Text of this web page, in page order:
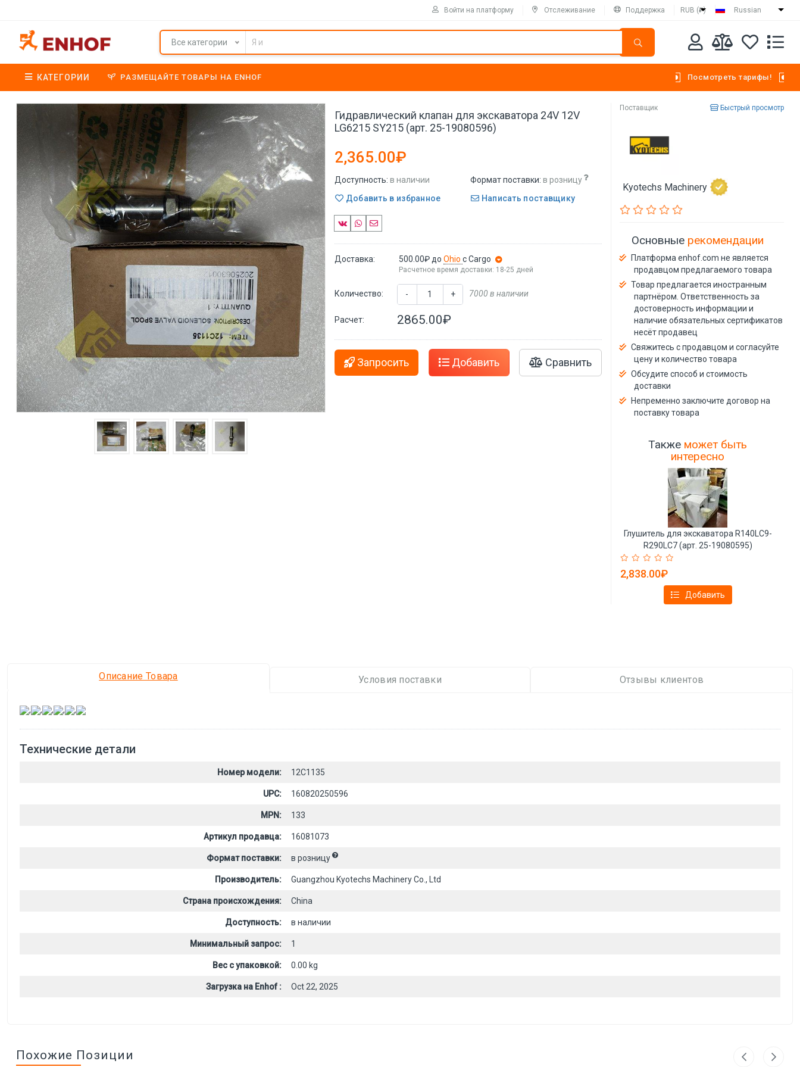
Войти на платформу Отслеживание Поддержка RUB (₽) Russian
Все категории
КАТЕГОРИИ РАЗМЕЩАЙТЕ ТОВАРЫ НА ENHOF Посмотреть тарифы!
Гидравлический клапан для экскаватора 24V 12V
LG6215 SY215 (арт. 25-19080596)
2,365.00₽
Доступность: в наличии Формат поставки: в розницу
Добавить в избранное
Написать поставщику
Доставка: 500.00₽ доOhioс Cargo
Расчетное время доставки: 18-25 дней
Количество: - + 7000 в наличии
Расчет: 2865.00₽
Запросить Добавить Сравнить
Поставщик Быстрый просмотр
Kyotechs Machinery
Основные рекомендации
Платформа enhof.com не является
продавцом предлагаемого товара
Товар предлагается иностранным
партнёром. Ответственность за
достоверность информации и
наличие обязательных сертификатов
несёт продавец
Свяжитесь с продавцом и согласуйте
цену и количество товара
Обсудите способ и стоимость
доставки
Непременно заключите договор на
поставку товара
Также может быть
интересно
Глушитель для экскаватора R140LC9-
R290LC7 (арт. 25-19080595)
2,838.00₽
Добавить
Описание Товара Условия поставки Отзывы клиентов
, , , , ,
Технические детали
Номер модели: 12C1135
UPC: 160820250596
MPN: 133
Артикул продавца: 16081073
Формат поставки: в розницу
Производитель: Guangzhou Kyotechs Machinery Co., Ltd
Страна происхождения: China
Доступность: в наличии
Минимальный запрос: 1
Вес с упаковкой: 0.00 kg
Загрузка на Enhof : Oct 22, 2025
Похожие Позиции